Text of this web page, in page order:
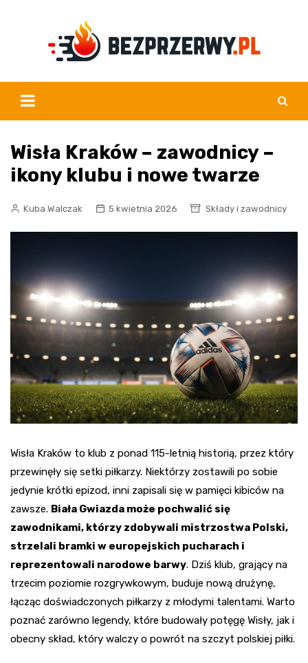
Wisła Kraków – zawodnicy –
ikony klubu i nowe twarze
Kuba Walczak 5 kwietnia 2026 Składy i zawodnicy
Wisła Kraków to klub z ponad 115-letnią historią, przez który
przewinęły się setki piłkarzy. Niektórzy zostawili po sobie
jedynie krótki epizod, inni zapisali się w pamięci kibiców na
zawsze. Biała Gwiazda może pochwalić się
zawodnikami, którzy zdobywali mistrzostwa Polski,
strzelali bramki w europejskich pucharach i
reprezentowali narodowe barwy. Dziś klub, grający na
trzecim poziomie rozgrywkowym, buduje nową drużynę,
łącząc doświadczonych piłkarzy z młodymi talentami. Warto
poznać zarówno legendy, które budowały potęgę Wisły, jak i
obecny skład, który walczy o powrót na szczyt polskiej piłki.